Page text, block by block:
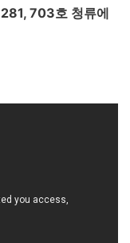
703호 청류에